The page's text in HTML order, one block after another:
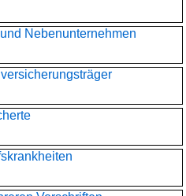
Nebenunternehmen